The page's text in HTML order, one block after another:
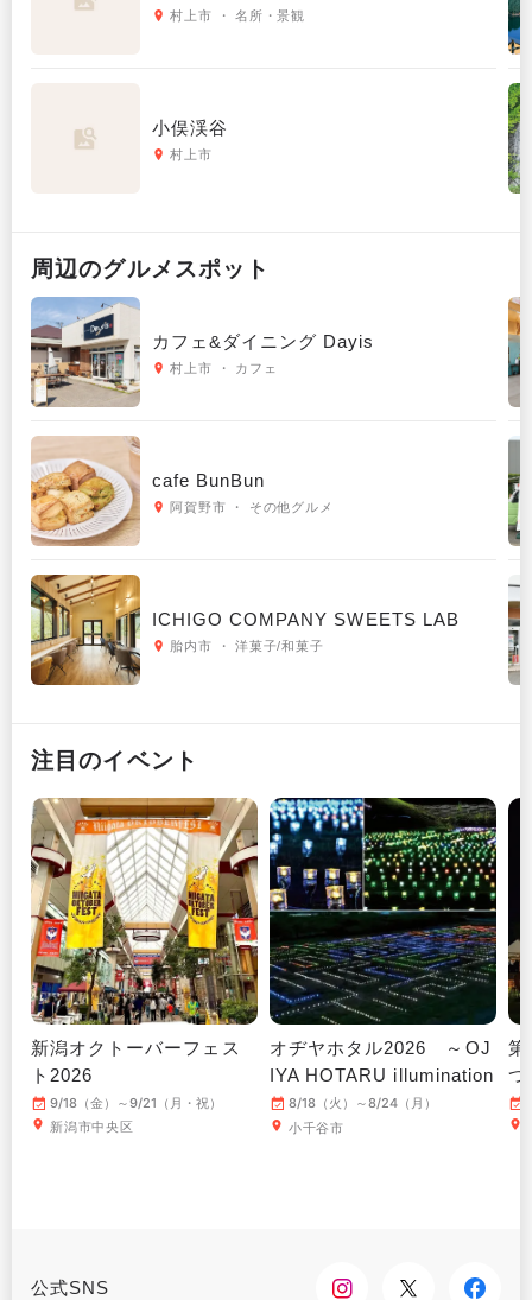
村上市 ・ 名所・景観
小俣渓谷
村上市
周辺のグルメ スポット
カフェ&ダイニング Dayis
村上市 ・ カフェ
cafe BunBun
阿賀野市 ・ その他グルメ
ICHIGO COMPANY SWEETS LAB
胎内市 ・ 洋菓子/和菓子
注目のイベント
新潟オクトーバーフェス
ト2026
9/18（金）～9/21（月・祝）
新潟市中央区
オヂヤホタル2026 ～OJ
IYA HOTARU illumination
～ 8/18（火）～8/24（月）
小千谷市
第
つ
公式SNS